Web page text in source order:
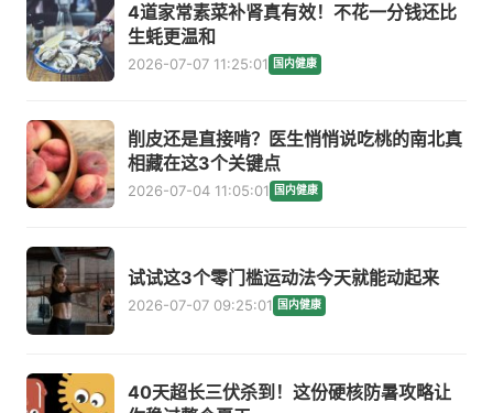
4道家常素菜补肾真有效！不花一分钱还比
生蚝更温和
2026-07-07 11:25:01 国内健康
削皮还是直接啃？医生悄悄说吃桃的南北真
相藏在这3个关键点
2026-07-04 11:05:01 国内健康
试试这3个零门槛运动法今天就能动起来
2026-07-07 09:25:01 国内健康
40天超长三伏杀到！这份硬核防暑攻略让